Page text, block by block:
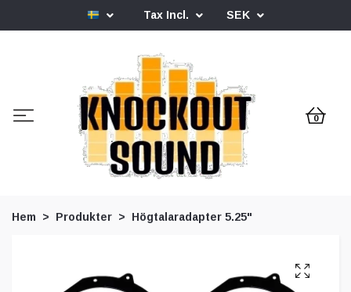
Tax Incl. SEK
0
Hem Produkter Högtalaradapter 5.25"